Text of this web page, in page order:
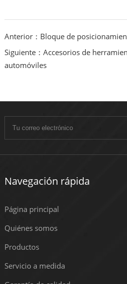
Anterior：Bloque de
Siguiente：Accesorios de
automóviles
Navegación rápida
Página principal
Quiénes somos
Productos
Servicio a medida